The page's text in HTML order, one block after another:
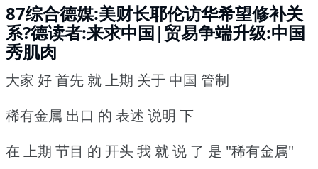
87综合德媒:美财长耶伦访华希望修补关
系?德读者:来求中国|贸易争端升级:中国
秀肌肉
大家 好 首先 就 上期 关于 中国 管制
稀有金属 出口 的 表述 说明 下
在 上期 节目 的 开头 我 就 说 了 是 "稀有金属"